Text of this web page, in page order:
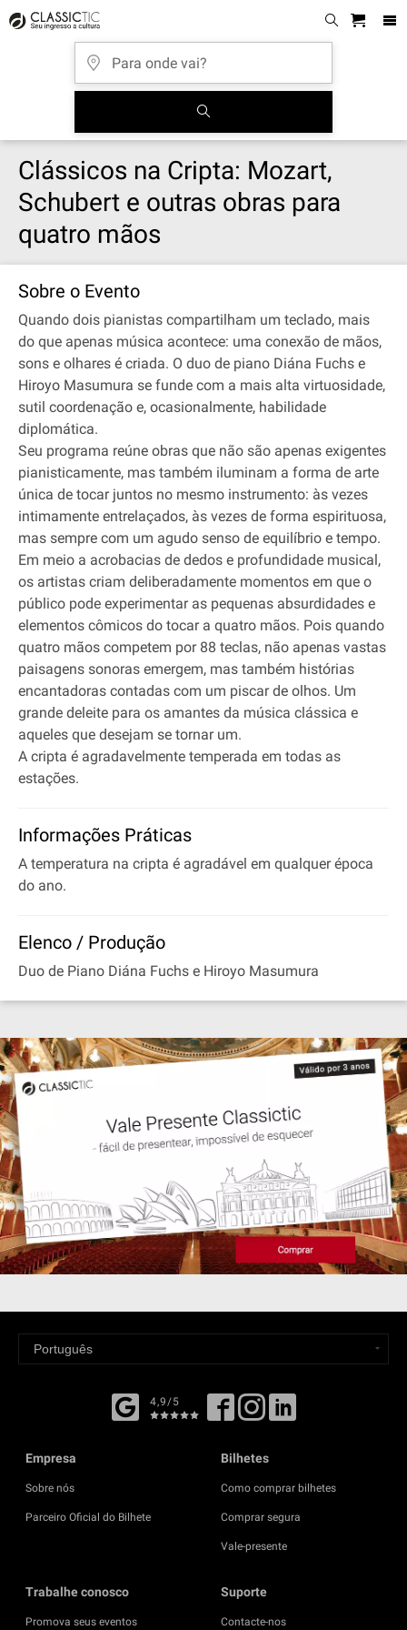
Clássicos na Cripta: Mozart,
Schubert e outras obras para
quatro mãos
Sobre o Evento
Quando dois pianistas compartilham um teclado, mais
do que apenas música acontece: uma conexão de mãos,
sons e olhares é criada. O duo de piano Diána Fuchs e
Hiroyo Masumura se funde com a mais alta virtuosidade,
sutil coordenação e, ocasionalmente, habilidade
diplomática.
Seu programa reúne obras que não são apenas exigentes
pianisticamente, mas também iluminam a forma de arte
única de tocar juntos no mesmo instrumento: às vezes
intimamente entrelaçados, às vezes de forma espirituosa,
mas sempre com um agudo senso de equilíbrio e tempo.
Em meio a acrobacias de dedos e profundidade musical,
os artistas criam deliberadamente momentos em que o
público pode experimentar as pequenas absurdidades e
elementos cômicos do tocar a quatro mãos. Pois quando
quatro mãos competem por 88 teclas, não apenas vastas
paisagens sonoras emergem, mas também histórias
encantadoras contadas com um piscar de olhos. Um
grande deleite para os amantes da música clássica e
aqueles que desejam se tornar um.
A cripta é agradavelmente temperada em todas as
estações.
Informações Práticas
A temperatura na cripta é agradável em qualquer época
do ano.
Elenco / Produção
Duo de Piano Diána Fuchs e Hiroyo Masumura
4,9/5
Empresa
Sobre nós
Parceiro Oficial do Bilhete
Bilhetes
Como comprar bilhetes
Comprar segura
Vale-presente
Trabalhe conosco
Promova seus eventos
Suporte
Contacte-nos